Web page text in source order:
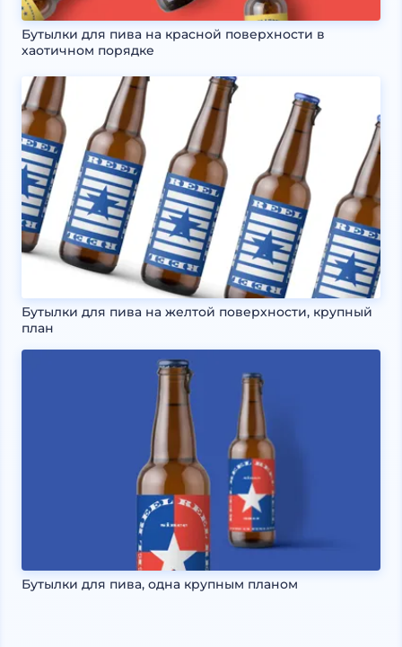
Бутылки для пива на красной поверхности в
хаотичном порядке
Бутылки для пива на желтой поверхности, крупный
план
Бутылки для пива, одна крупным планом